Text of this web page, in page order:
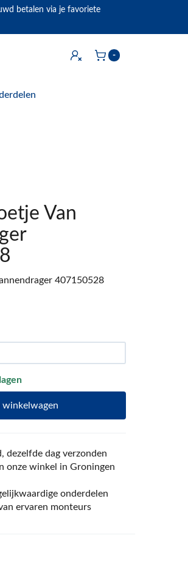
betalen via je favoriete
Inloggen -
Van
407150528
dezelfde dag verzonden
onze winkel in Groningen
onderdelen
ervaren monteurs